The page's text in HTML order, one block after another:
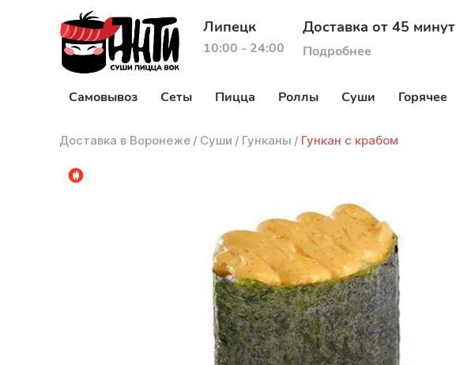
Липецк
10:00 - 24:00
Доставка от 45 минут
Подробнее
Самовывоз Сеты Пицца Роллы Суши Горячее
Доставка в Воронеже / Суши / Гунканы / Гункан с крабом